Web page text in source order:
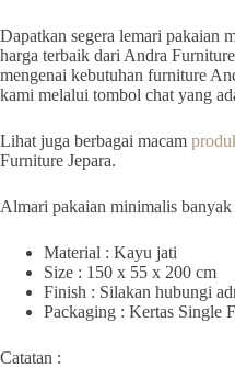
Dapatkan segera lemari pakaian
harga terbaik dari Andra
mengenai kebutuhan furniture
kami melalui tombol chat yang
Lihat juga berbagai macam
Furniture Jepara.
Almari pakaian minimalis
Material : Kayu jati
Size : 150 x 55 x 200 cm
Finish : Silakan hubungi
Packaging : Kertas Single
Catatan :